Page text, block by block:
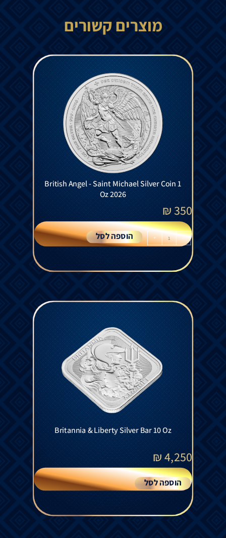
מוצרים קשורים
British Angel - Saint Michael Silver Coin 1
Oz 2026
350
₪
-
+ הוספה לסל
Britannia & Liberty Silver Bar 10 Oz
4,250
₪
הוספה לסל